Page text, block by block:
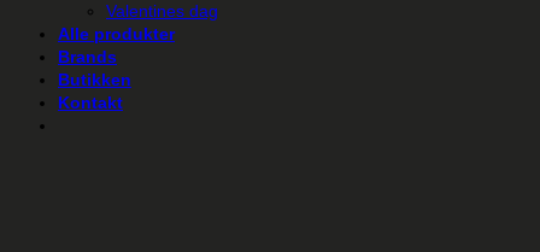
Valentines dag
Alle produkter
Brands
Butikken
Kontakt